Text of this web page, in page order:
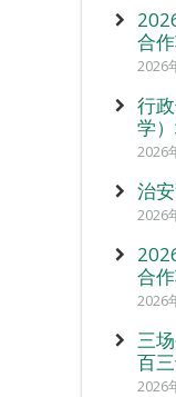
合
2026
行
学
2026
治
2026
合
2026
三
百
2026